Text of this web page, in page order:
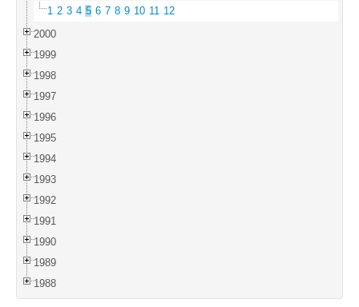
1 2 3 4 5 6 7 8 9 10 11 12
2000
1999
1998
1997
1996
1995
1994
1993
1992
1991
1990
1989
1988